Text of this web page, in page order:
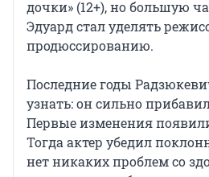
дочки» (12+), но большую
Эдуард стал уделять
продюссированию.
Последние годы
узнать: он сильно
Первые изменения
Тогда актер убедил
нет никаких проблем со